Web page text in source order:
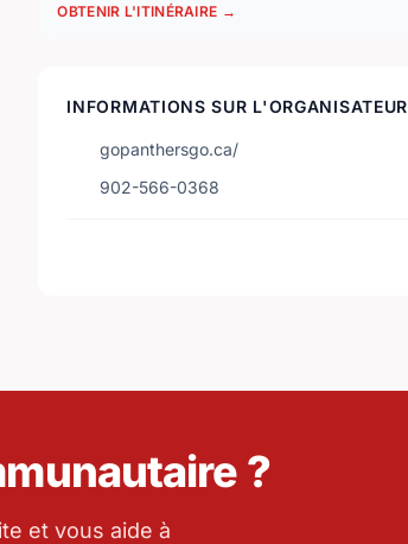
OBTENIR L'ITINÉRAIRE →
INFORMATIONS SUR L'ORGANISATEUR
gopanthersgo.ca/
902-566-0368
?
et vous aide à